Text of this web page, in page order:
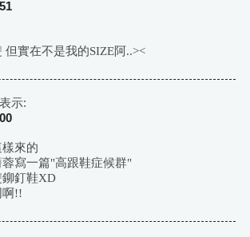
但實在不是我的SIZE阿..><
表示:
來的
寫一篇"高跟鞋症候群"
釘鞋XD
啊!!